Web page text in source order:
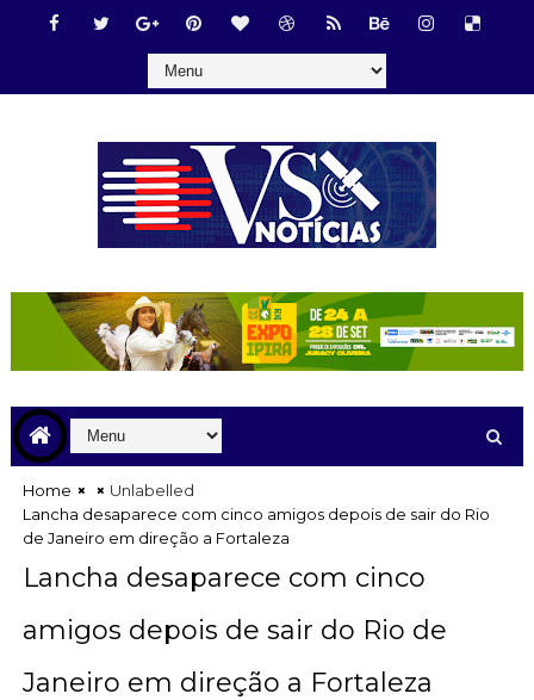
Home
Unlabelled
Lancha desaparece com cinco amigos depois de sair do Rio
de Janeiro em direção a Fortaleza
Lancha desaparece com cinco
amigos depois de sair do Rio de
Janeiro em direção a Fortaleza